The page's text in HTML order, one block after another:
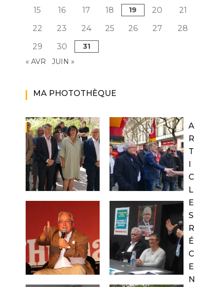
15
16 17 18 19 20
21
22
23 24 25 26 27
28
29
30
31
« AVR
JUIN »
MA PHOTOTHÈQUE
A
R
T
I
C
L
E
S
R
É
C
E
N